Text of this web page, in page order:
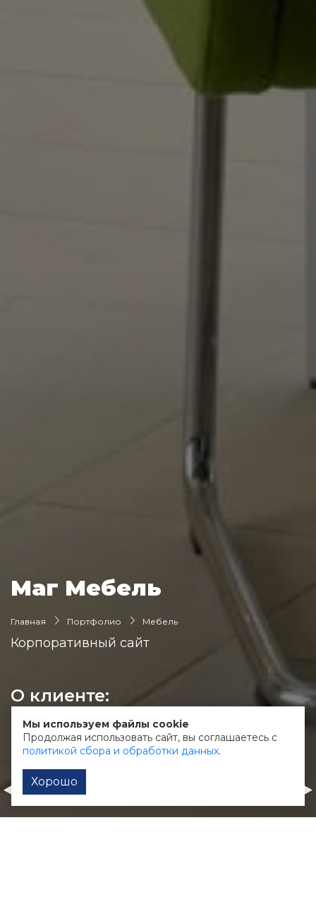
Маг Мебель
Главная Портфолио Мебель
Корпоративный сайт
О клиенте:
Производство корпусной и встроенной
мебели
Калуга Сити
Интернет-магазин
Мы используем файлы cookie
Продолжая использовать сайт, вы соглашаетесь с
политикой сбора и обработки данных.
Хорошо